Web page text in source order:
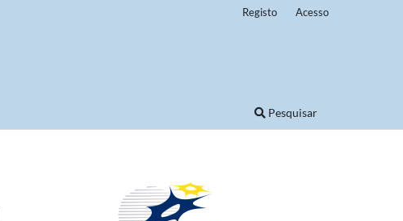
Pesquisar
Registo Acesso